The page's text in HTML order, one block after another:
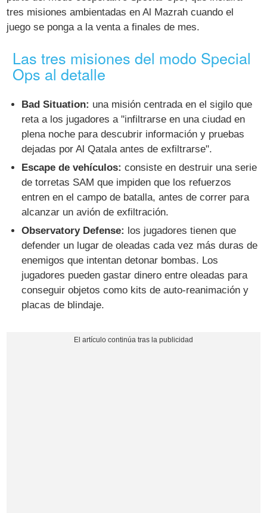
tres misiones ambientadas en Al Mazrah cuando el
juego se ponga a la venta a finales de mes.
Las tres misiones del modo Special
Ops al detalle
Bad Situation: una misión centrada en el sigilo que
reta a los jugadores a "infiltrarse en una ciudad en
plena noche para descubrir información y pruebas
dejadas por Al Qatala antes de exfiltrarse".
Escape de vehículos: consiste en destruir una serie
de torretas SAM que impiden que los refuerzos
entren en el campo de batalla, antes de correr para
alcanzar un avión de exfiltración.
Observatory Defense: los jugadores tienen que
defender un lugar de oleadas cada vez más duras de
enemigos que intentan detonar bombas. Los
jugadores pueden gastar dinero entre oleadas para
conseguir objetos como kits de auto-reanimación y
placas de blindaje.